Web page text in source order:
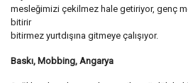
mesleğimizi çekilmez hale getiriyor, genç
bitirir
bitirmez yurtdışına gitmeye çalışıyor.
Baskı, Mobbing, Angarya